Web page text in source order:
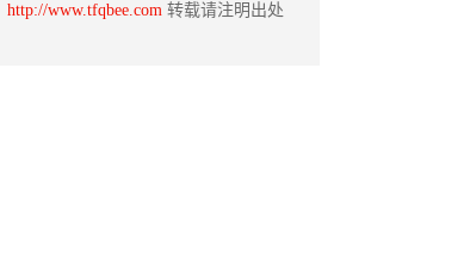
http://www.tfqbee.com 转载请注明出处